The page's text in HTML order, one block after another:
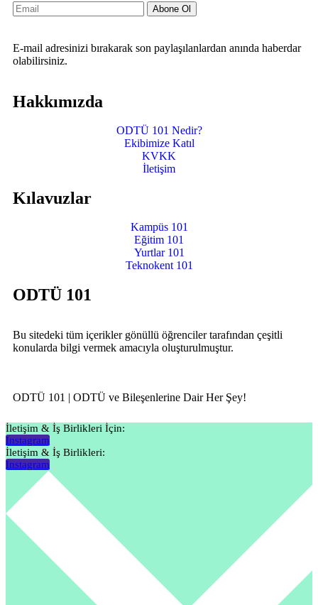
Abone Ol
E-mail adresinizi bırakarak son paylaşılanlardan anında haberdar
olabilirsiniz.
Hakkımızda
ODTÜ 101 Nedir?
Ekibimize Katıl
KVKK
İletişim
Kılavuzlar
Kampüs 101
Eğitim 101
Yurtlar 101
Teknokent 101
ODTÜ 101
Bu sitedeki tüm içerikler gönüllü öğrenciler tarafından çeşitli
konularda bilgi vermek amacıyla oluşturulmuştur.
ODTÜ 101 | ODTÜ ve Bileşenlerine Dair Her Şey!
İletişim & İş Birlikleri İçin:
Instagram
İletişim & İş Birlikleri:
Instagram